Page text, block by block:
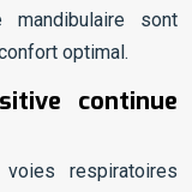
mandibulaire sont
optimal.
continue
respiratoires